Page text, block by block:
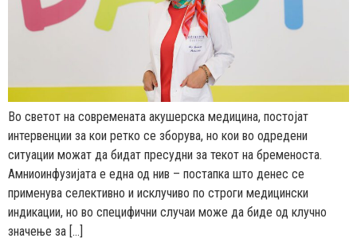
Во светот на современата акушерска медицина, постојат
интервенции за кои ретко се зборува, но кои во одредени
ситуации можат да бидат пресудни за текот на бременоста.
Амниоинфузијата е една од нив – постапка што денес се
применува селективно и исклучиво по строги медицински
индикации, но во специфични случаи може да биде од клучно
значење за […]